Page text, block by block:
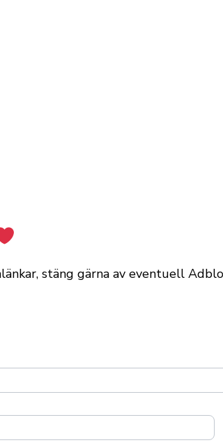
stäng gärna av eventuell